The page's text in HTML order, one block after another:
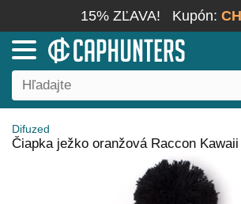
15% ZĽAVA! Kupón:
Difuzed
Čiapka ježko oranžová Raccon